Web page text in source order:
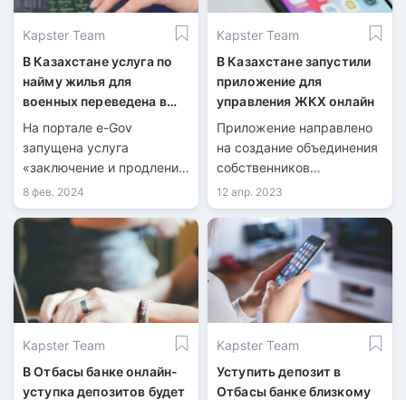
автоматического
заключения договора.
Kapster Team
В Казахстане услуга по
найму жилья для
военных переведена в
онлайн-формат
На портале e-Gov
запущена услуга
«заключение и продление
договора найма
служебного жилища
Вооруженных сил РК».
8 фев. 2024
Kapster Team
В Казахстане запустили
приложение для
управления ЖКХ онлайн
Приложение направлено
на создание объединения
собственников
имущества, регистрацию
ОСИ, отправку заявок в
управляющую компанию
и других дополнительных
услуг.
12 апр. 2023
Kapster Team
В Отбасы банке онлайн-
уступка депозитов будет
Kapster Team
Уступить депозит в
Отбасы банке близкому